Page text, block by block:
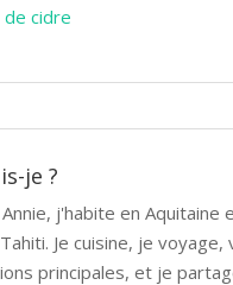
cidre
je ?
Annie, j'habite en
Je cuisine, je voyage,
principales, et je